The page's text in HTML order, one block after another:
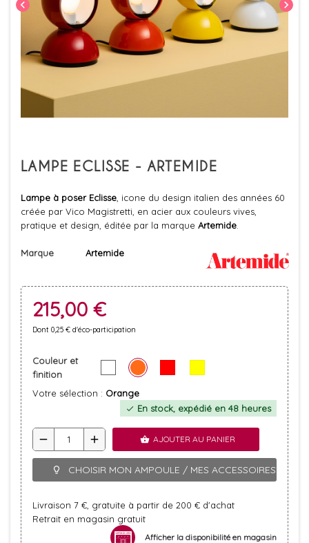
chevron_left chevron_right
LAMPE ECLISSE - ARTEMIDE
Lampe à poser Eclisse , icone du design italien des années 60
créée par Vico Magistretti, en acier aux couleurs vives,
pratique et design, éditée par la marque Artemide
Marque Artemide
215,00 €
Dont 0,25 € d'éco-participation
Couleur et
finition
Votre sélection : Orange
check En stock, expédié en 48 heures
remove add shopping_basket AJOUTER AU PANIER
lightbulb_outline CHOISIR MON AMPOULE / MES ACCESSOIRES
Livraison 7 €, gratuite à partir de 200 € d'achat
Retrait en magasin gratuit
Afficher la disponibilité en magasin